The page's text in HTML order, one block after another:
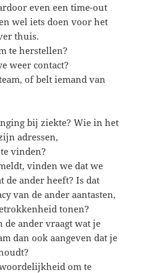
even een time-out
wel iets doen voor het
thuis.
te herstellen?
weer contact?
of belt iemand van
bij ziekte? Wie in het
adressen,
vinden?
vinden we dat we
de ander heeft? Is dat
van de ander aantasten,
tonen?
de ander vraagt wat je
dan ook aangeven dat je
om te